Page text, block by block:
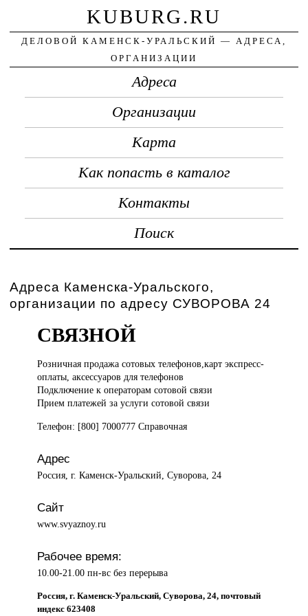
KUBURG.RU
ДЕЛОВОЙ КАМЕНСК-УРАЛЬСКИЙ — АДРЕСА,
ОРГАНИЗАЦИИ
Адреса
Организации
Карта
Как попасть в каталог
Контакты
Поиск
Адреса Каменска-Уральского,
организации по адресу СУВОРОВА 24
СВЯЗНОЙ
Розничная продажасотовых телефонов,карт экспресс-
оплаты, аксессуаров для телефонов
Подключение к операторам сотовой связи
Прием платежей за услуги сотовой связи
Телефон: [800] 7000777 Справочная
Адрес
Россия, г. Каменск-Уральский, Суворова, 24
Сайт
www.svyaznoy.ru
Рабочее время:
10.00-21.00 пн-вс без перерыва
Россия, г. Каменск-Уральский, Суворова, 24, почтовый
индекс 623408